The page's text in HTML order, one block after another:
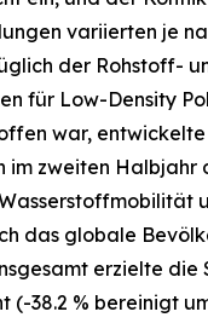
variierten je
der Rohstoff-
für Low-Density
war,
zweiten Halbjahr
das globale
erzielte die
(-38.2 % bereinigt